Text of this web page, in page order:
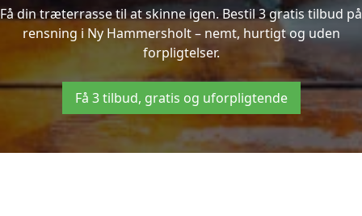
Få din træterrasse til at skinne igen. Bestil 3 gratis tilbud på
rensning i Ny Hammersholt – nemt, hurtigt og uden
forpligtelser.
Få 3 tilbud, gratis og uforpligtende